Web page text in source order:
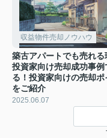
収益物件売却ノウハウ
築古アパートでも売れる
投資家向け売却成功事例
る！投資家向けの売却ポ
をご紹介
2025.06.07